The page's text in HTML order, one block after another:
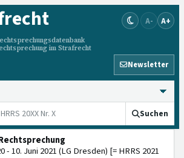
im Strafrecht
A- A+
Newsletter
Suchen
- 10. Juni 2021 (LG Dresden) [= HRRS 2021